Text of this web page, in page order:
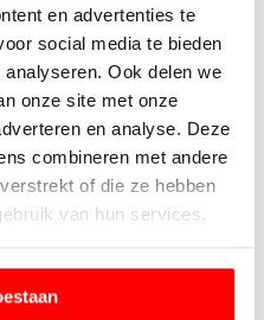
en advertenties te
social media te bieden
Ook delen we
onze site met onze
en analyse. Deze
combineren met andere
of die ze hebben
van hun services.